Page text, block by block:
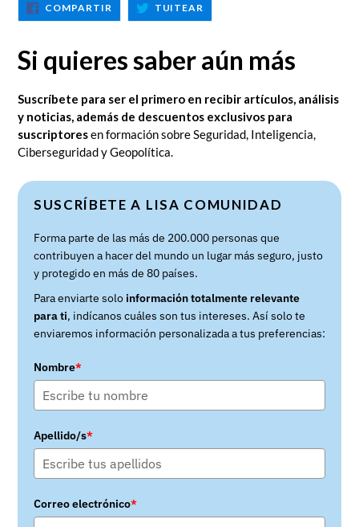
COMPARTIR COMPARTIR
EN
FACEBOOK
TUITEAR
TWITTER
Si quieres saber aún más
Suscríbete para ser el primero en recibir artículos, análisis
y noticias, además de descuentos exclusivos para
suscriptoresen formación sobre Seguridad, Inteligencia,
Ciberseguridad y Geopolítica.
SUSCRÍBETE A LISA COMUNIDAD
Forma parte de las más de 200.000 personas que
contribuyen a hacer del mundo un lugar más seguro, justo
y protegido en más de 80 países.
Para enviarte solo información totalmente relevante
para ti, indícanos cuáles son tus intereses. Así solo te
enviaremos información personalizada a tus preferencias:
Nombre*
Apellido/s*
Correo electrónico*